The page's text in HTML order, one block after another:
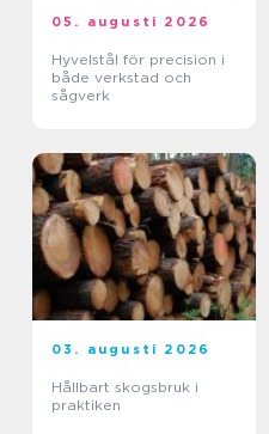
05. augusti 2026
Hyvelstål för precision i
både verkstad och
sågverk
03. augusti 2026
Hållbart skogsbruk i
praktiken